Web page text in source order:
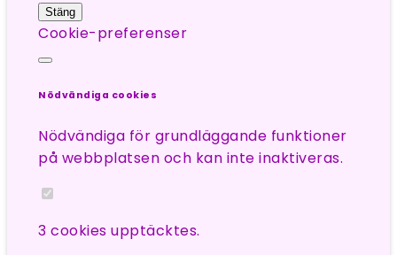
Stäng
Cookie-preferenser
Nödvändiga cookies
Nödvändiga för grundläggande funktioner
på webbplatsen och kan inte inaktiveras.
3 cookies upptäcktes.